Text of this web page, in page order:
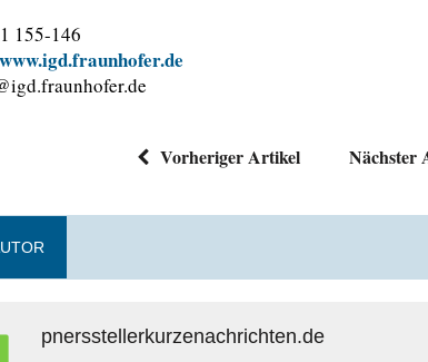
155-146
Vorheriger Artikel Nächster
pnersstellerkurzenachrichten.de